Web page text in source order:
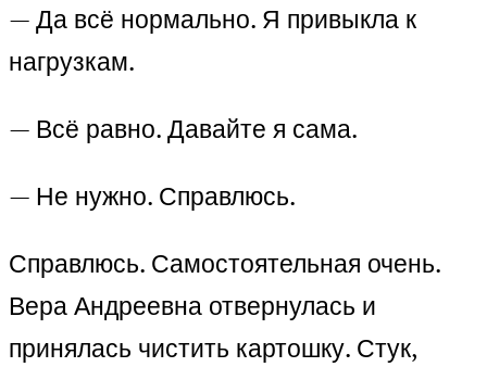
— Да всё нормально. Я привыкла к
нагрузкам.
— Всё равно. Давайте я сама.
— Не нужно. Справлюсь.
Справлюсь. Самостоятельная очень.
Вера Андреевна отвернулась и
принялась чистить картошку. Стук,